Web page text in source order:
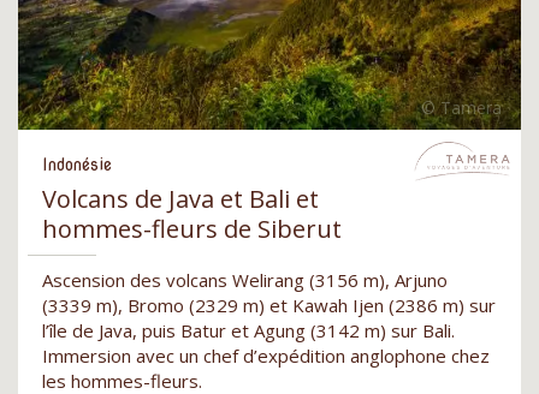
Indonésie
Volcans de Java et Bali et
hommes-fleurs de Siberut
Ascension des volcans Welirang (3156 m), Arjuno
(3339 m), Bromo (2329 m) et Kawah Ijen (2386 m) sur
l’île de Java, puis Batur et Agung (3142 m) sur Bali.
Immersion avec un chef d’expédition anglophone chez
les hommes-fleurs.